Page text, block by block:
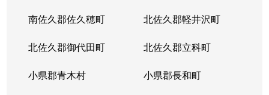
南佐久郡佐久穂町 北佐久郡軽井沢町
北佐久郡御代田町 北佐久郡立科町
小県郡青木村 小県郡長和町